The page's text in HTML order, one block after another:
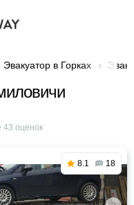
Эвакуатор в Горках
43 оценок
8.1 18